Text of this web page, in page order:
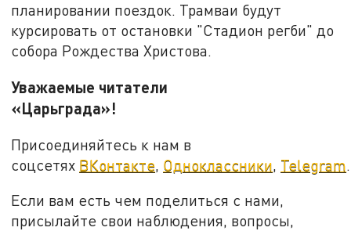
планировании поездок. Трамваи будут
курсировать от остановки "Стадион регби" до
собора Рождества Христова.
Уважаемые читатели
«Царьграда»!
Присоединяйтесь к нам в
соцсетях ВКонтакте Одноклассники Telegram
Если вам есть чем поделиться с нами,
присылайте свои наблюдения, вопросы,